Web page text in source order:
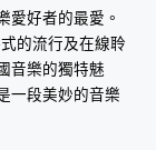
愛好者的最愛。
的流行及在線聆
音樂的獨特魅
一段美妙的音樂